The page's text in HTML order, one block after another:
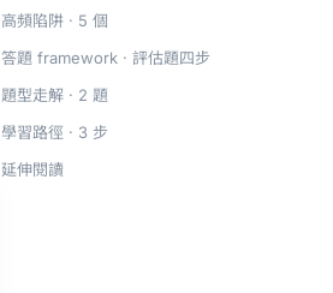
高頻陷阱 · 5 個
答題 framework · 評估題四步
題型走解 · 2 題
學習路徑 · 3 步
延伸閱讀